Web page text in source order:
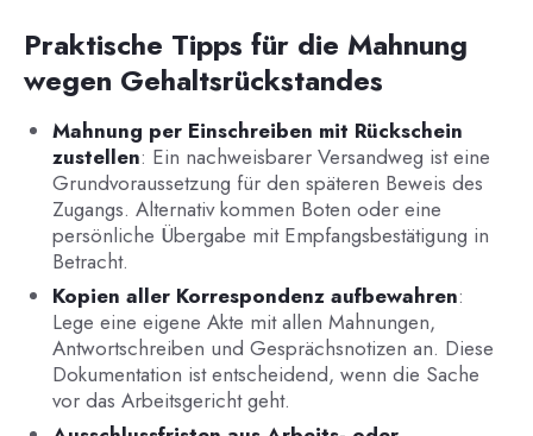
Praktische Tipps für die Mahnung
wegen Gehaltsrückstandes
Mahnung per Einschreiben mit Rückschein
zustellen: Ein nachweisbarer Versandweg ist eine
Grundvoraussetzung für den späteren Beweis des
Zugangs. Alternativ kommen Boten oder eine
persönliche Übergabe mit Empfangsbestätigung in
Betracht.
Kopien aller Korrespondenz aufbewahren:
Lege eine eigene Akte mit allen Mahnungen,
Antwortschreiben und Gesprächsnotizen an. Diese
Dokumentation ist entscheidend, wenn die Sache
vor das Arbeitsgericht geht.